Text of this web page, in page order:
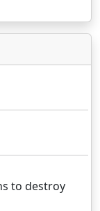
to destroy